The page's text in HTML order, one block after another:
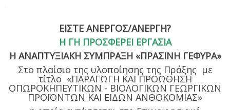
ΕΙΣΤΕ ΑΝΕΡΓΟΣ/ΑΝΕΡΓΗ?
Η ΓΗ ΠΡΟΣΦΕΡΕΙ ΕΡΓΑΣΙΑ
Η ΑΝΑΠΤΥΞΙΑΚΗ ΣΥΜΠΡΑΞΗ «ΠΡΑΣΙΝΗ ΓΕΦΥΡΑ»
Στο πλαίσιο της υλοποίησης της Πράξης με
τίτλο «ΠΑΡΑΓΩΓΗ ΚΑΙ ΠΡΟΩΘΗΣΗ
ΟΠΩΡΟΚΗΠΕΥΤΙΚΩΝ - ΒΙΟΛΟΓΙΚΩΝ ΓΕΩΡΓΙΚΩΝ
ΠΡΟΪΟΝΤΩΝ ΚΑΙ ΕΙΔΩΝ ΑΝΘΟΚΟΜΙΑΣ»